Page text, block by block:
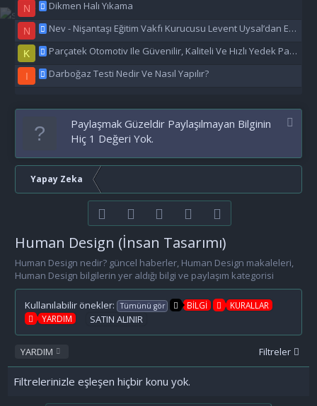
N Dikmen Halı Yıkama
N Nev - Nişantaşı Eğitim Vakfı Kurucusu Levent Uysal’dan Eğitime Büyük Destek
K Parçatek Otomotiv Ile Güvenilir, Kaliteli Ve Hızlı Yedek Parça Çözümleri
I Darboğaz Testi Nedir Ve Nasıl Yapılır?
Paylaşmak Güzeldir Paylaşılmayan Bilginin
Hiç 1 Değeri Yok.
Yapay Zeka
FacebookTwitter youtubeBize ulaşın
Human Design (İnsan Tasarımı)
Human Design nedir? güncel haberler, Human Design makaleleri,
Human Design bilgilerin yer aldığı bilgi ve paylaşım kategorisi
Kullanılabilir önekler: Tümünü gör BİLGİ
KURALLAR
YARDIM
SATIN ALINIR
YARDIM Filtreler
Filtrelerinizle eşleşen hiçbir konu yok.